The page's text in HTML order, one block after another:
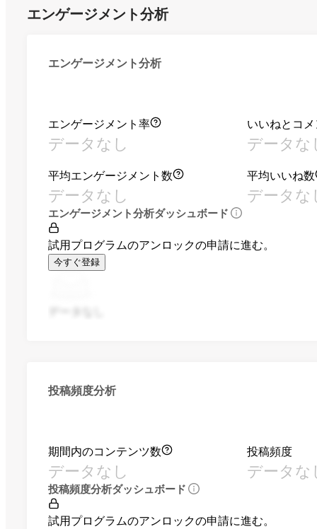
エンゲージメント分析
エンゲージメント分析
エンゲージメント率
データなし
いいねとコ
データな
平均エンゲージメント数
データなし
平均いいね数
データな
エンゲージメント分析ダッシュボード
試用プログラムのアンロックの申請に進む。
今すぐ登録
投稿頻度分析
期間内のコンテンツ数
データなし
投稿頻度
データな
投稿頻度分析ダッシュボード
試用プログラムのアンロックの申請に進む。